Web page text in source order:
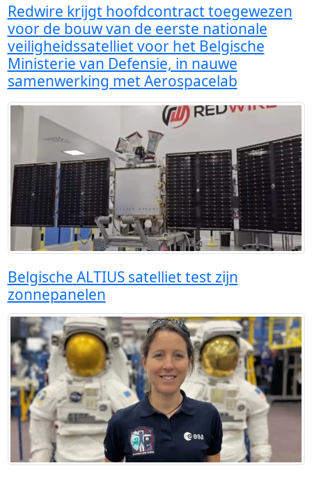
Redwire krijgt hoofdcontract toegewezen
voor de bouw van de eerste nationale
veiligheidssatelliet voor het Belgische
Ministerie van Defensie, in nauwe
samenwerking met Aerospacelab
Belgische ALTIUS satelliet test zijn
zonnepanelen